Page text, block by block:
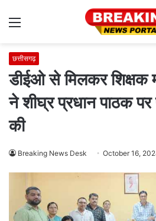
Menu
छत्तीसगढ़
डीईओ से मिलकर शिक्षक
ने शीघ्र प्रधान पाठक पर
की
Breaking News Desk October 16,